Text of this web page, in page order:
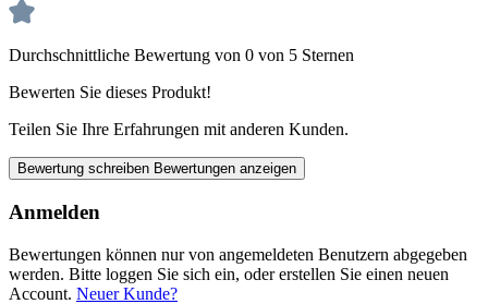
Durchschnittliche Bewertung von 0 von 5 Sternen
Bewerten Sie dieses Produkt!
Teilen Sie Ihre Erfahrungen mit anderen Kunden.
Bewertung schreiben Bewertungen anzeigen
Anmelden
Bewertungen können nur von angemeldeten Benutzern abgegeben
werden. Bitte loggen Sie sich ein, oder erstellen Sie einen neuen
Account. Neuer Kunde?